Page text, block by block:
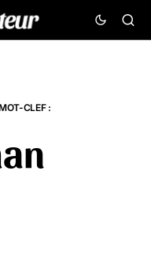
CLEF :